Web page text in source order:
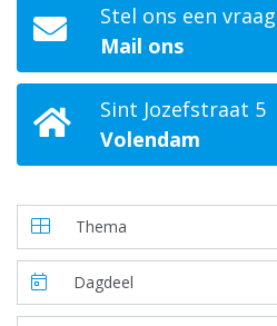
Stel ons een vraag
Mail ons
Sint Jozefstraat 5
Volendam